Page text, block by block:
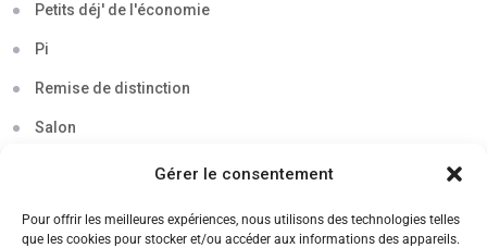
Gérer le consentement
Pour offrir les meilleures expériences, nous utilisons des technologies telles
que les cookies pour stocker et/ou accéder aux informations des appareils.
Petits déj' de l'économie
Pi
Remise de distinction
Salon